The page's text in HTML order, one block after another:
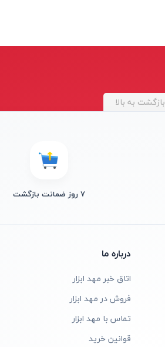
بازگشت به بالا
۷ روز ضمانت بازگشت
درباره ما
اتاق خبر مهد ابزار
فروش در مهد ابزار
تماس با مهد ابزار
قوانین خرید